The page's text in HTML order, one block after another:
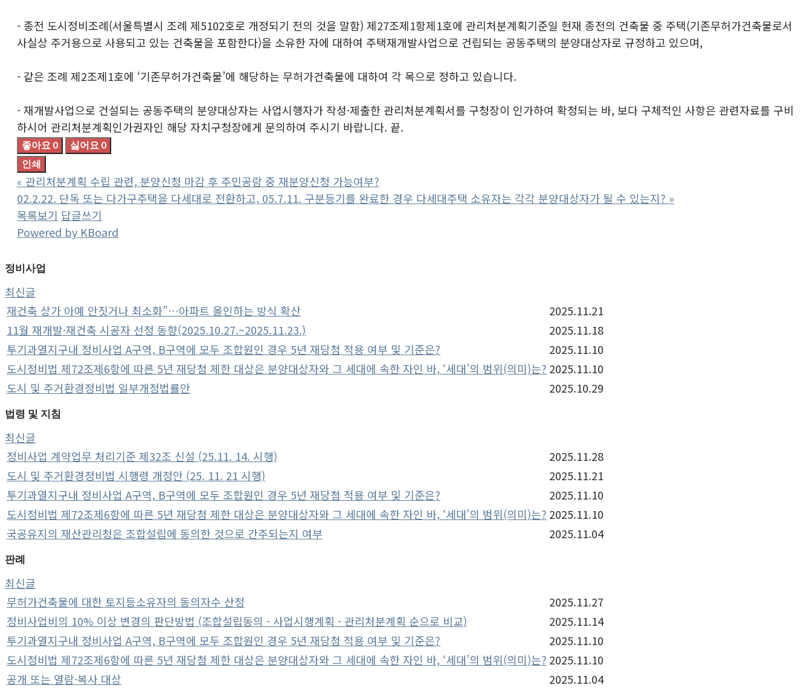
- 종전 도시정비조례(서울특별시 조례 제5102호로 개정되기 전의 것을 말함) 제27조제1항제1호에 관리처분계획기준일 현재 종전의 건축물 중 주택(기존무허가건축물로서
사실상 주거용으로 사용되고 있는 건축물을 포함한다)을 소유한 자에 대하여 주택재개발사업으로 건립되는 공동주택의 분양대상자로 규정하고 있으며,
- 같은 조례 제2조제1호에 ‘기존무허가건축물’에 해당하는 무허가건축물에 대하여 각 목으로 정하고 있습니다.
- 재개발사업으로 건설되는 공동주택의 분양대상자는 사업시행자가 작성·제출한 관리처분계획서를 구청장이 인가하여 확정되는 바, 보다 구체적인 사항은 관련자료를 구비
하시어 관리처분계획인가권자인 해당 자치구청장에게 문의하여 주시기 바랍니다. 끝.
좋아요 0 싫어요 0
인쇄
« 관리처분계획 수립 관련, 분양신청 마감 후 주민공람 중 재분양신청 가능여부?
02.2.22. 단독 또는 다가구주택을 다세대로 전환하고, 05.7.11. 구분등기를 완료한 경우 다세대주택 소유자는 각각 분양대상자가 될 수 있는지? »
목록보기 답글쓰기
Powered by KBoard
정비사업
최신글
재건축 상가 아예 안짓거나 최소화”…아파트 올인하는 방식 확산
2025.11.21
11월 재개발·재건축 시공자 선정 동향(2025.10.27.~2025.11.23.)
2025.11.18
투기과열지구내 정비사업 A구역, B구역에 모두 조합원인 경우 5년 재당첨 적용 여부 및 기준은?
2025.11.10
도시정비법 제72조제6항에 따른 5년 재당첨 제한 대상은 분양대상자와 그 세대에 속한 자인 바, ‘세대’의 범위(의미)는? 2025.11.10
도시 및 주거환경정비법 일부개정법률안
2025.10.29
법령 및 지침
최신글
정비사업 계약업무 처리기준 제32조 신설 (25.11. 14. 시행)
2025.11.28
도시 및 주거환경정비법 시행령 개정안 (25. 11. 21 시행)
2025.11.21
투기과열지구내 정비사업 A구역, B구역에 모두 조합원인 경우 5년 재당첨 적용 여부 및 기준은?
2025.11.10
도시정비법 제72조제6항에 따른 5년 재당첨 제한 대상은 분양대상자와 그 세대에 속한 자인 바, ‘세대’의 범위(의미)는? 2025.11.10
국공유지의 재산관리청은 조합설립에 동의한 것으로 간주되는지 여부
2025.11.04
판례
최신글
무허가건축물에 대한 토지등소유자의 동의자수 산정
2025.11.27
정비사업비의 10% 이상 변경의 판단방법 (조합설립동의 - 사업시행계획 - 관리처분계획 순으로 비교)
2025.11.14
투기과열지구내 정비사업 A구역, B구역에 모두 조합원인 경우 5년 재당첨 적용 여부 및 기준은?
2025.11.10
도시정비법 제72조제6항에 따른 5년 재당첨 제한 대상은 분양대상자와 그 세대에 속한 자인 바, ‘세대’의 범위(의미)는? 2025.11.10
공개 또는 열람·복사 대상
2025.11.04